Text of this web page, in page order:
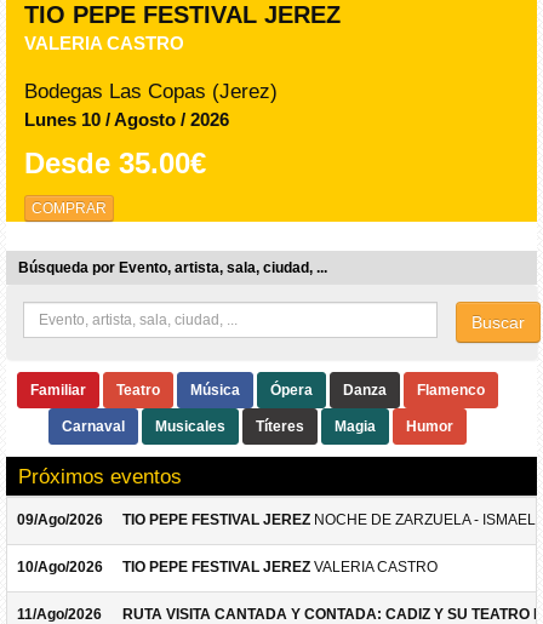
TIO PEPE FESTIVAL JEREZ
VALERIA CASTRO
Bodegas Las Copas (Jerez)
Lunes 10 / Agosto / 2026
Desde 35.00€
COMPRAR
Búsqueda por Evento, artista, sala, ciudad, ...
Buscar
Familiar Teatro Música Ópera Danza Flamenco
Carnaval Musicales Títeres Magia Humor
Próximos eventos
09/Ago/2026 TIO PEPE FESTIVAL JEREZ NOCHE DE ZARZUELA -
10/Ago/2026 TIO PEPE FESTIVAL JEREZ VALERIA CASTRO
11/Ago/2026 RUTA VISITA CANTADA Y CONTADA: CADIZ Y SU TEATRO